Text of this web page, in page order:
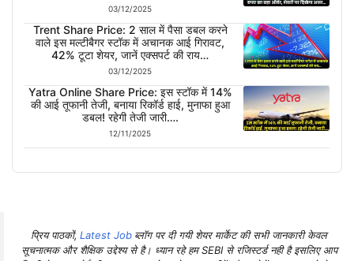
03/12/2025
Trent Share Price: 2 साल में पैसा डबल करने
वाले इस मल्टीबैगर स्टॉक में अचानक आई गिरावट,
42% टूटा शेयर, जानें एक्सपर्ट की राय…
03/12/2025
Yatra Online Share Price: इस स्टॉक में 14%
की आई तूफानी तेजी, बनाया रिकॉर्ड हाई, मुनाफा हुआ
डबल! रहेगी तेजी जारी….
12/11/2025
प्रिय पाठकों, Latest Job ब्लॉग पर दी गयी शेयर मार्केट की सभी जानकारी केवल
सूचनात्मक और शैक्षिक उद्देश्य से है। ध्यान रहे हम SEBI से रजिस्टर्ड नही है इसलिए आप